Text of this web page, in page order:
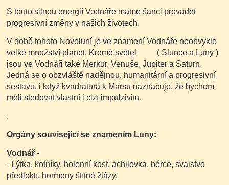
S touto silnou energií Vodnáře máme šanci provádět
progresivní změny v našich životech.
V době tohoto Novoluní je ve znamení Vodnáře neobvykle
velké množství planet. Kromě světel ( Slunce a Luny )
jsou ve Vodnáři také Merkur, Venuše, Jupiter a Saturn.
Jedná se o obzvláště nadějnou, humanitární a progresivní
sestavu, i když kvadratura k Marsu naznačuje, že bychom
měli sledovat vlastní i cizí impulzivitu.
.
Orgány související se znamením Luny:
Vodnář -
- Lýtka, kotníky, holenní kost, achilovka, bérce, svalstvo
předloktí, hormony štítné žlázy.